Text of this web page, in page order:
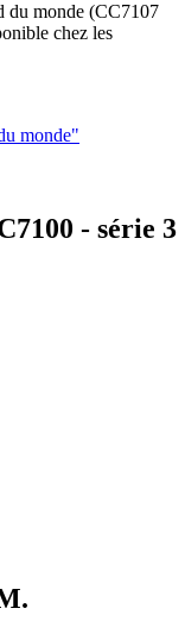
monde (CC7107
chez les
monde"
- série 3